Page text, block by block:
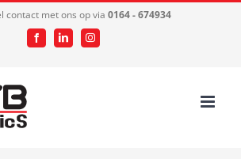
contact met ons op via 0164 - 674934
FacebookLinkedInInstagram